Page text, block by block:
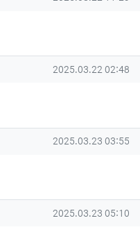
작성일
2025.03.22 02:48
작성일
2025.03.23 03:55
작성일
2025.03.23 05:10